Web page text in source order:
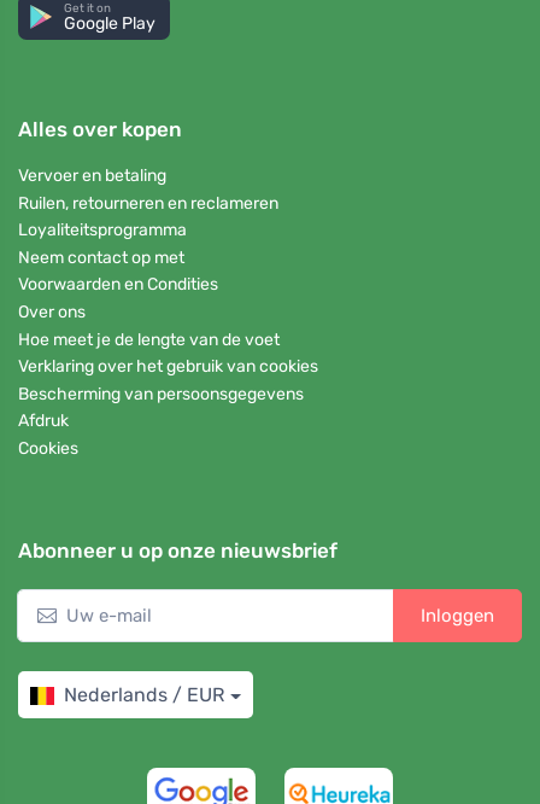
Get it on
Google Play
Alles over kopen
Vervoer en betaling
Ruilen, retourneren en reclameren
Loyaliteitsprogramma
Neem contact op met
Voorwaarden en Condities
Over ons
Hoe meet je de lengte van de voet
Verklaring over het gebruik van cookies
Bescherming van persoonsgegevens
Afdruk
Cookies
Abonneer u op onze nieuwsbrief
Inloggen
Nederlands / EUR